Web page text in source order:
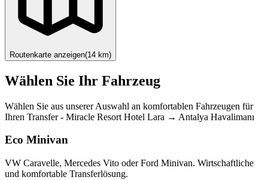
Routenkarte anzeigen(14 km)
Wählen Sie Ihr Fahrzeug
Wählen Sie aus unserer Auswahl an komfortablen Fahrzeugen für
Ihren Transfer- Miracle Resort Hotel Lara → Antalya Havalimanı
Eco Minivan
VW Caravelle, Mercedes Vito oder Ford Minivan. Wirtschaftliche
und komfortable Transferlösung.